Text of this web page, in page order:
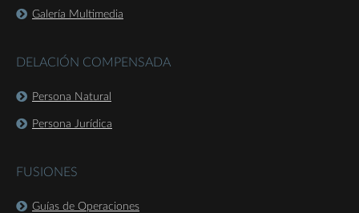
Galería Multimedia
DELACIÓN COMPENSADA
Persona Natural
Persona Jurídica
FUSIONES
Guías de Operaciones